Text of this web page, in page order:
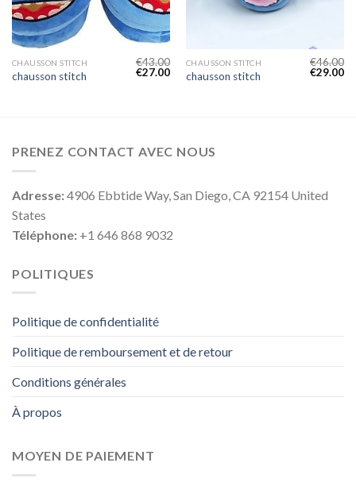
CHAUSSON STITCH
chausson stitch
€43.00
€27.00
CHAUSSON STITCH
chausson stitch
€46.00
€29.00
PRENEZ CONTACT AVEC NOUS
Adresse:4906 Ebbtide Way, San Diego, CA 92154 United
States
Téléphone: +1 646 868 9032
POLITIQUES
Politique de confidentialité
Politique de remboursement et de retour
Conditions générales
À propos
MOYEN DE PAIEMENT